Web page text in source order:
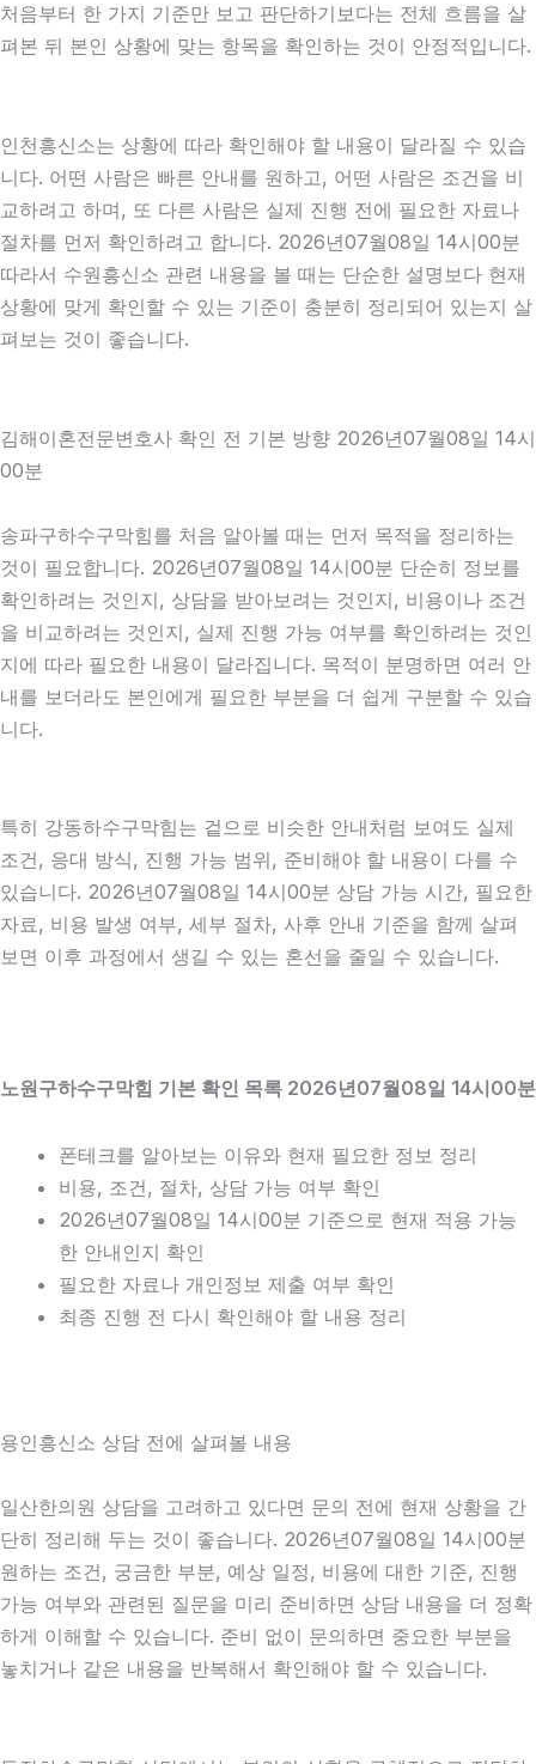
처음부터 한 가지 기준만 보고 판단하기보다는 전체 흐름을 살
펴본 뒤 본인 상황에 맞는 항목을 확인하는 것이 안정적입니다.
인천흥신소는 상황에 따라 확인해야 할 내용이 달라질 수 있습
니다. 어떤 사람은 빠른 안내를 원하고, 어떤 사람은 조건을 비
교하려고 하며, 또 다른 사람은 실제 진행 전에 필요한 자료나
절차를 먼저 확인하려고 합니다. 2026년07월08일 14시00분
따라서 수원흥신소 관련 내용을 볼 때는 단순한 설명보다 현재
상황에 맞게 확인할 수 있는 기준이 충분히 정리되어 있는지 살
펴보는 것이 좋습니다.
김해이혼전문변호사 확인 전 기본 방향 2026년07월08일 14시
00분
송파구하수구막힘를 처음 알아볼 때는 먼저 목적을 정리하는
것이 필요합니다. 2026년07월08일 14시00분 단순히 정보를
확인하려는 것인지, 상담을 받아보려는 것인지, 비용이나 조건
을 비교하려는 것인지, 실제 진행 가능 여부를 확인하려는 것인
지에 따라 필요한 내용이 달라집니다. 목적이 분명하면 여러 안
내를 보더라도 본인에게 필요한 부분을 더 쉽게 구분할 수 있습
니다.
특히 강동하수구막힘는 겉으로 비슷한 안내처럼 보여도 실제
조건, 응대 방식, 진행 가능 범위, 준비해야 할 내용이 다를 수
있습니다. 2026년07월08일 14시00분 상담 가능 시간, 필요한
자료, 비용 발생 여부, 세부 절차, 사후 안내 기준을 함께 살펴
보면 이후 과정에서 생길 수 있는 혼선을 줄일 수 있습니다.
노원구하수구막힘 기본 확인 목록 2026년07월08일 14시00분
폰테크를 알아보는 이유와 현재 필요한 정보 정리
비용, 조건, 절차, 상담 가능 여부 확인
2026년07월08일 14시00분 기준으로 현재 적용 가능
한 안내인지 확인
필요한 자료나 개인정보 제출 여부 확인
최종 진행 전 다시 확인해야 할 내용 정리
용인흥신소 상담 전에 살펴볼 내용
일산한의원 상담을 고려하고 있다면 문의 전에 현재 상황을 간
단히 정리해 두는 것이 좋습니다. 2026년07월08일 14시00분
원하는 조건, 궁금한 부분, 예상 일정, 비용에 대한 기준, 진행
가능 여부와 관련된 질문을 미리 준비하면 상담 내용을 더 정확
하게 이해할 수 있습니다. 준비 없이 문의하면 중요한 부분을
놓치거나 같은 내용을 반복해서 확인해야 할 수 있습니다.